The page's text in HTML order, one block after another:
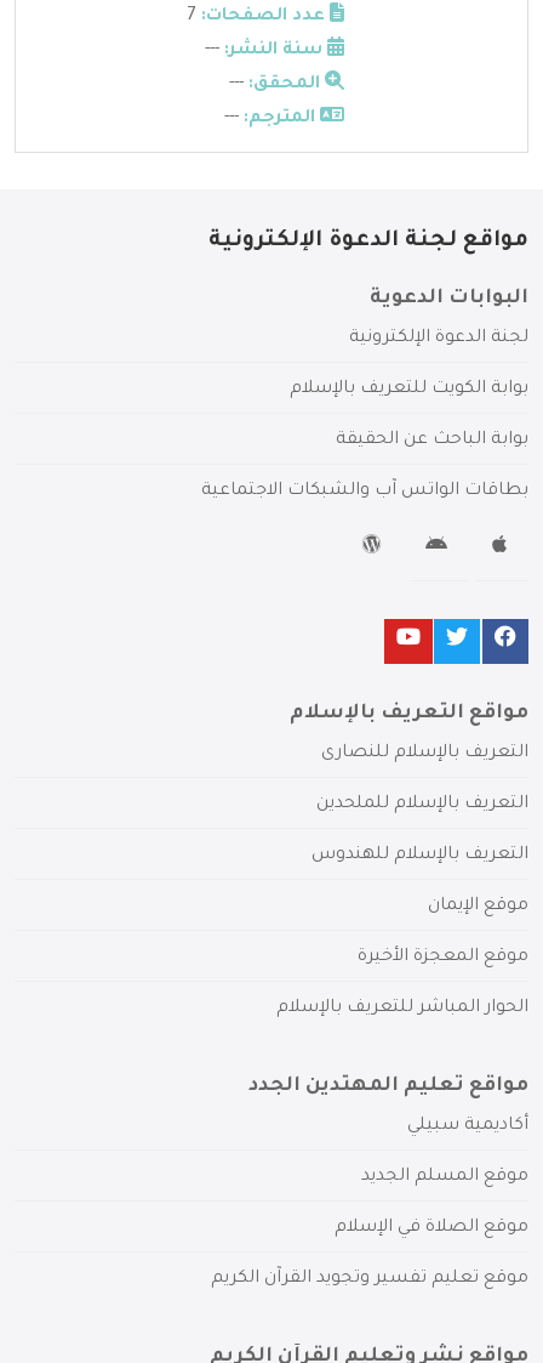
عدد الصفحات:
سنة النشر: ---
المحقق: ---
المترجم: ---
مواقع لجنة الدعوة الإلكترونية
البوابات الدعوية
لجنة الدعوة الإلكترونية
بوابة الكويت للتعريف بالإسلام
بوابة الباحث عن الحقيقة
بطاقات الواتس آب والشبكات الاجتماعية
مواقع التعريف بالإسلام
التعريف بالإسلام للنصارى
التعريف بالإسلام للملحدين
التعريف بالإسلام للهندوس
موقع الإيمان
موقع المعجزة الأخيرة
الحوار المباشر للتعريف بالإسلام
مواقع تعليم المهتدين الجدد
أكاديمية سبيلي
موقع المسلم الجديد
موقع الصلاة في الإسلام
موقع تعليم تفسير وتجويد القرآن الكريم
مواقع نشر وتعليم القرآن الكريم